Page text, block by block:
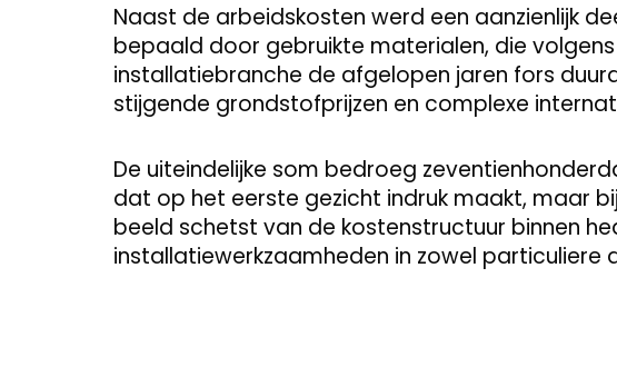
Naast de arbeidskosten werd een aanzienlijk
bepaald door gebruikte materialen, die
installatiebranche de afgelopen jaren fors
stijgende grondstofprijzen en complexe
De uiteindelijke som bedroeg
dat op het eerste gezicht indruk maakt, maar
beeld schetst van de kostenstructuur binnen
installatiewerkzaamheden in zowel particuliere